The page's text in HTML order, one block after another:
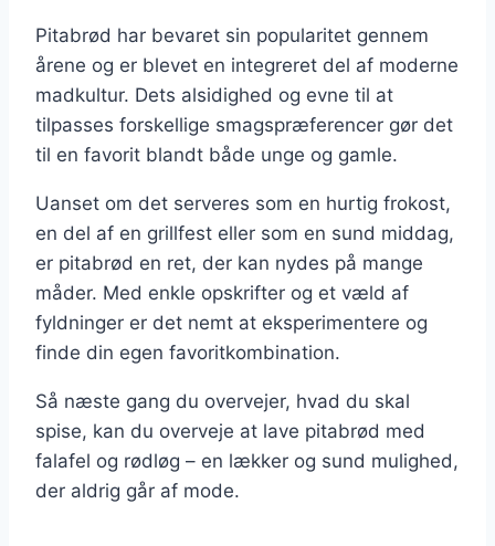
Pitabrød har bevaret sin popularitet gennem
årene og er blevet en integreret del af moderne
madkultur. Dets alsidighed og evne til at
tilpasses forskellige smagspræferencer gør det
til en favorit blandt både unge og gamle.
Uanset om det serveres som en hurtig frokost,
en del af en grillfest eller som en sund middag,
er pitabrød en ret, der kan nydes på mange
måder. Med enkle opskrifter og et væld af
fyldninger er det nemt at eksperimentere og
finde din egen favoritkombination.
Så næste gang du overvejer, hvad du skal
spise, kan du overveje at lave pitabrød med
falafel og rødløg – en lækker og sund mulighed,
der aldrig går af mode.